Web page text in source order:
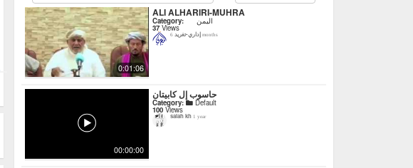
0:01:06
ALI ALHARIRI-MUHRA
Category: اليمن
37Views
إداري-تغريد 6 months
00:00:00
حاسوب إل كابيتان
Category: Default
100 Views
salah kh 1 year